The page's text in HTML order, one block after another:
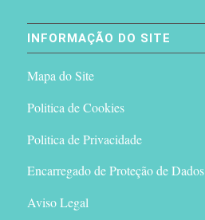
INFORMAÇÃO DO SITE
Mapa do Site
Politica de Cookies
Politica de Privacidade
Encarregado de Proteção de Dados
Aviso Legal